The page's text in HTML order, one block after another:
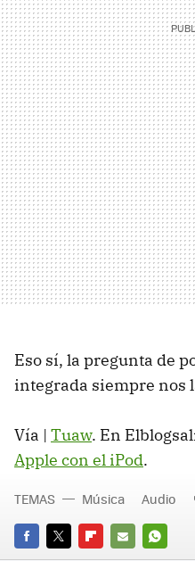
Eso sí, la pregunta de
integrada siempre nos
Vía | Tuaw. En
Apple con el iPod.
TEMAS Música Audio